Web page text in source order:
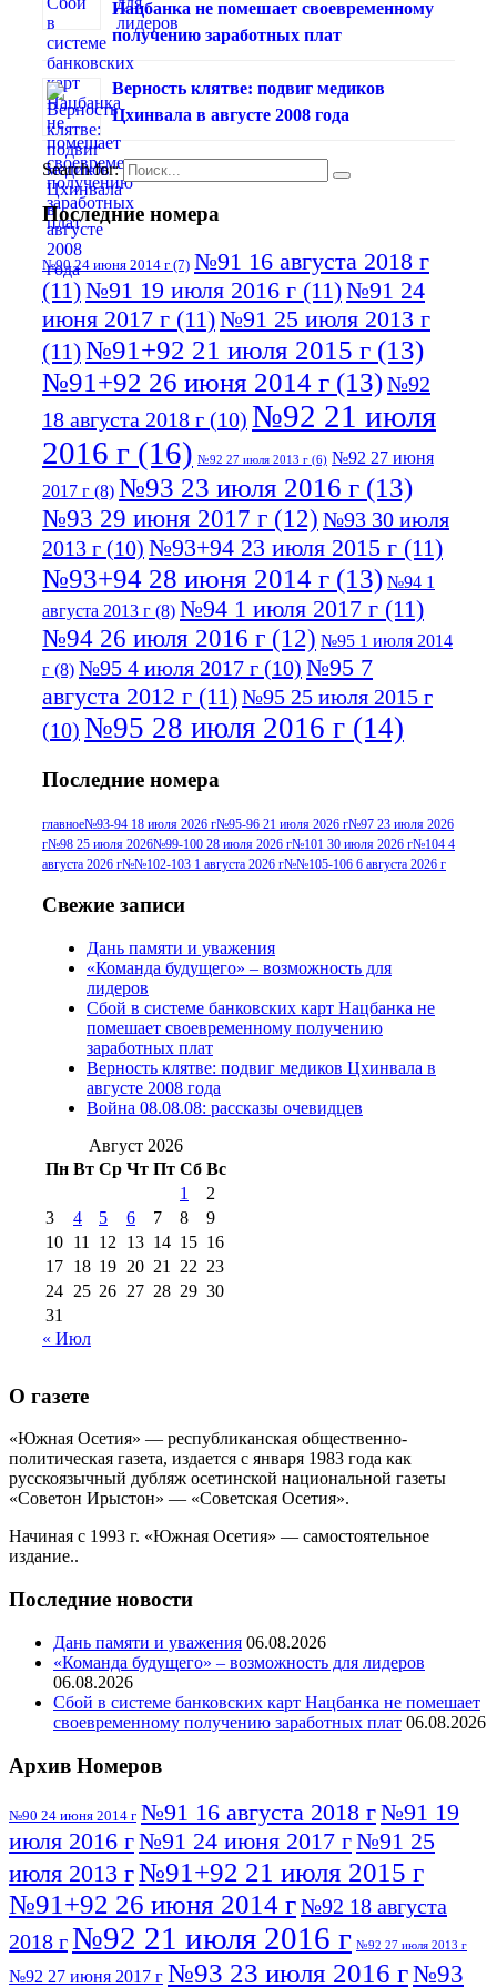
Нацбанка не помешает своевременному
получению заработных плат
Верность клятве: подвиг медиков
Цхинвала в августе 2008 года
Search for:
Последние номера
№90 24 июня 2014 г (7) №91 16 августа 2018 г
(11)№91 19 июля 2016 г (11)№91 24
июня 2017 г (11)№91 25 июля 2013 г
(11)№91+92 21 июля 2015 г (13)
№91+92 26 июня 2014 г (13)№92
18 августа 2018 г (10) №92 21 июля
2016 г (16) №92 27 июля 2013 г (6) №92 27 июня
2017 г (8) №93 23 июля 2016 г (13)
№93 29 июня 2017 г (12) №93 30 июля
2013 г (10) №93+94 23 июля 2015 г (11)
№93+94 28 июня 2014 г (13) №94 1
августа 2013 г (8) №94 1 июля 2017 г (11)
№94 26 июля 2016 г (12) №95 1 июля 2014
г (8) №95 4 июля 2017 г (10) №95 7
августа 2012 г (11)№95 25 июля 2015 г
(10) №95 28 июля 2016 г (14)
июля 2017 г(11)№96 9 августа 2012
г(13) №96 28 июля 2015 г(9) №96+97 3
июля 2014 г(10)№96+97 30 июля
июля 2017 г
2012 г(15)№97 30 июля 2015 г
(15)№98 1 августа 2015 г
августа 2016 г(10)№98 5 июля 2014 г(10)
№98 8 августа 2013 г
августа 2012 г(14)
2017 г(9)
№99 4 августа
2016 г(12) №99 8 июля 2014 г
августа 2012 г(11)
августа 2013 г
(12)
Последние номера
главное№93-94 18 июля 2026 г№95-96 21 июля 2026 г№97 23 июля 2026
г№98 25 июля 2026№99-100 28 июля 2026 г№101 30 июля 2026 г№104 4
августа 2026 г№№102-103 1 августа 2026 г№№105-106 6 августа 2026 г
Свежие записи
Дань памяти и уважения
«Команда будущего» – возможность для
лидеров
Сбой в системе банковских карт Нацбанка не
помешает своевременному получению
заработных плат
Верность клятве: подвиг медиков Цхинвала в
августе 2008 года
Война 08.08.08: рассказы очевидцев
Август 2026
Пн Вт Ср Чт Пт Сб Вс
1
2
3
4 5 6 7 8
9
10 11 12 13 14 15 16
17 18 19 20 21 22 23
24 25 26 27 28 29 30
31
« Июл
О газете
«Южная Осетия» — республиканская общественно-
политическая газета, издается с января 1983 года как
русскоязычный дубляж осетинской национальной газеты
«Советон Ирыстон» — «Советская Осетия».
Начиная с 1993 г. «Южная Осетия» — самостоятельное
издание..
Последние новости
Дань памяти и уважения 06.08.2026
«Команда будущего» – возможность для лидеров
06.08.2026
Сбой в системе банковских карт Нацбанка не помешает
своевременному получению заработных плат 06.08.2026
Архив Номеров
№90 24 июня 2014 г №91 16 августа 2018 г№91 19
июля 2016 г№91 24 июня 2017 г№91 25
июля 2013 г№91+92 21 июля 2015 г
№91+92 26 июня 2014 г№92 18 августа
2018 г№92 21 июля 2016 г №92 27 июля 2013 г
№92 27 июня 2017 г №93 23 июля 2016 г№93